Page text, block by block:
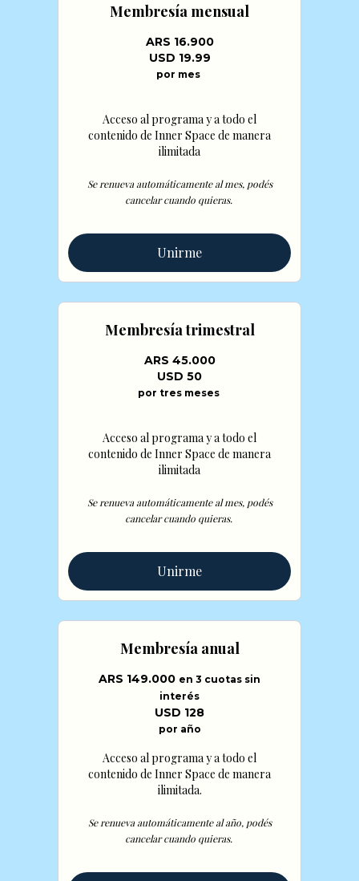
Membresía mensual
ARS 16.900
USD 19.99
por mes
Acceso al programa y a todo el
contenido de Inner Space de manera
ilimitada
Se renueva automáticamente al mes, podés
cancelar cuando quieras.
Unirme
Membresía trimestral
ARS 45.000
USD 50
por tres meses
Acceso al programa y a todo el
contenido de Inner Space de manera
ilimitada
Se renueva automáticamente al mes, podés
cancelar cuando quieras.
Unirme
Membresía anual
ARS 149.000 en 3 cuotas sin
interés
USD 128
por año
Acceso al programa y a todo el
contenido de Inner Space de manera
ilimitada.
Se renueva automáticamente al año, podés
cancelar cuando quieras.